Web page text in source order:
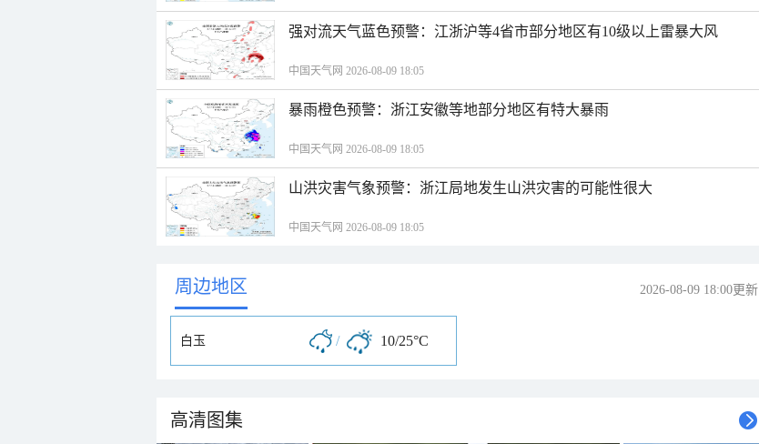
强对流天气蓝色预警：江浙沪等4省市部分地区有10级以上雷暴大风
中国天气网 2026-08-09 18:05
暴雨橙色预警：浙江安徽等地部分地区有特大暴雨
中国天气网 2026-08-09 18:05
山洪灾害气象预警：浙江局地发生山洪灾害的可能性很大
中国天气网 2026-08-09 18:05
周边地区 2026-08-09 18:00更新
白玉 / 10/25°C
高清图集